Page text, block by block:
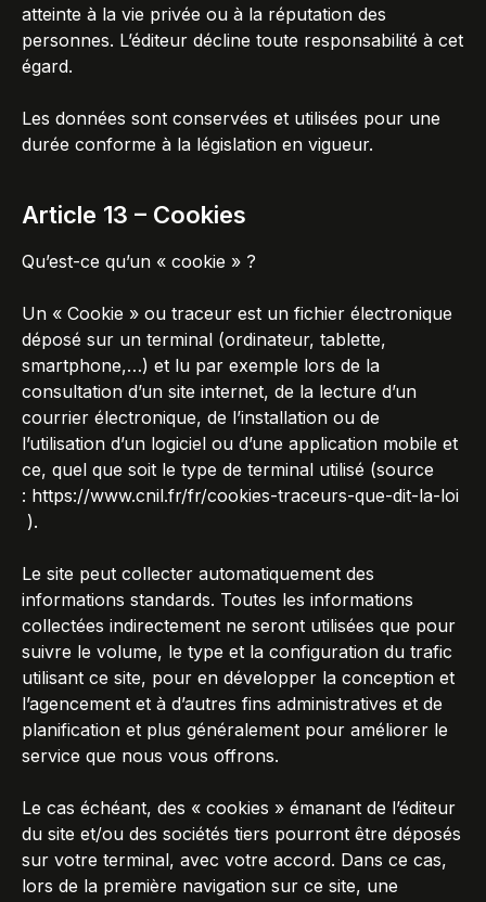
atteinte à la vie privée ou à la réputation des
personnes. L’éditeur décline toute responsabilité à cet
égard.
Les données sont conservées et utilisées pour une
durée conforme à la législation en vigueur.
Article 13 – Cookies
Qu’est-ce qu’un « cookie » ?
Un « Cookie » ou traceur est un fichier électronique
déposé sur un terminal (ordinateur, tablette,
smartphone,…) et lu par exemple lors de la
consultation d’un site internet, de la lecture d’un
courrier électronique, de l’installation ou de
l’utilisation d’un logiciel ou d’une application mobile et
ce, quel que soit le type de terminal utilisé (source
: https://www.cnil.fr/fr/cookies-traceurs-que-dit-la-loi
).
Le site peut collecter automatiquement des
informations standards. Toutes les informations
collectées indirectement ne seront utilisées que pour
suivre le volume, le type et la configuration du trafic
utilisant ce site, pour en développer la conception et
l’agencement et à d’autres fins administratives et de
planification et plus généralement pour améliorer le
service que nous vous offrons.
Le cas échéant, des « cookies » émanant de l’éditeur
du site et/ou des sociétés tiers pourront être déposés
sur votre terminal, avec votre accord. Dans ce cas,
lors de la première navigation sur ce site, une